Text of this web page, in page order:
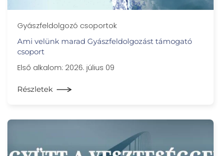
Gyászfeldolgozó csoportok
Ami velünk marad Gyászfeldolgozást támogató
csoport
Első alkalom: 2026. július 09
Részletek